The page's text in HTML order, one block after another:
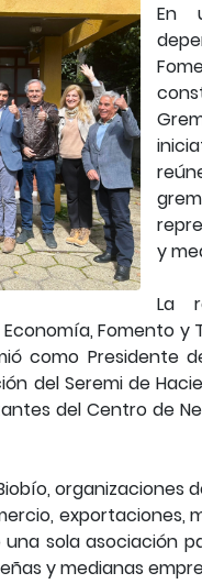
En
y
La
Fomento y
como Presidente
del Seremi de
del Centro de
organizaciones
exportaciones,
sola asociación
y medianas